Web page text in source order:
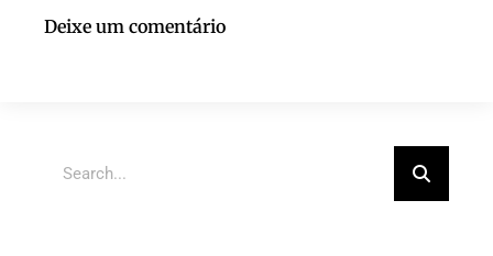
Deixe um comentário